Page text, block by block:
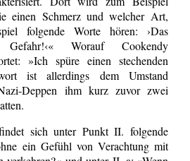
einen Schmerz und welcher Art,
folgende Worte hören: ›Das
Worauf Cookendy
»Ich spüre einen stechenden
ist allerdings dem Umstand
Deppen ihm kurz zuvor zwei
sich unter Punkt II. folgende
ein Gefühl von Verachtung mit